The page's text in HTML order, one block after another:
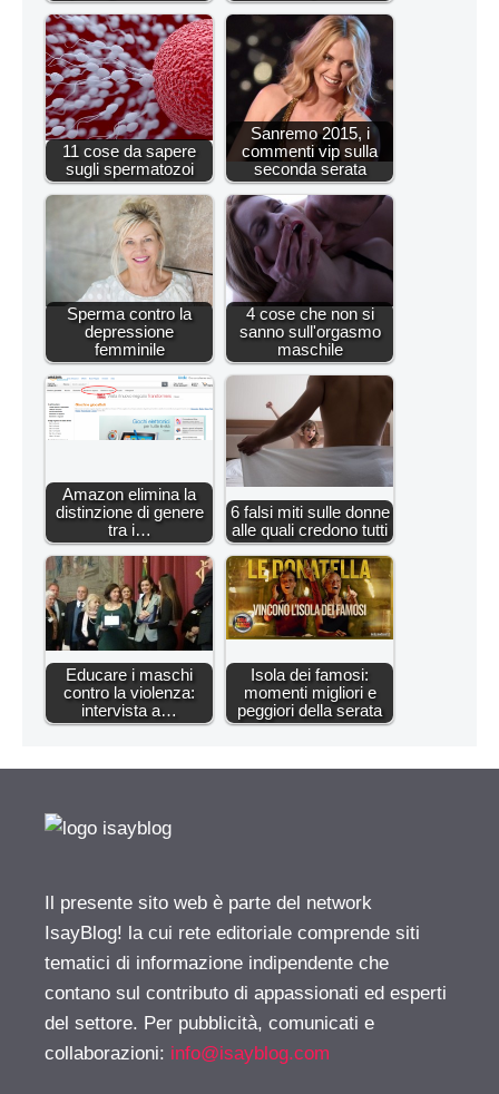
11 cose da sapere
sugli spermatozoi
Sanremo 2015, i
commenti vip sulla
seconda serata
Sperma contro la
depressione
femminile
4 cose che non si
sanno sull'orgasmo
maschile
Amazon elimina la
distinzione di genere
tra i…
6 falsi miti sulle donne
alle quali credono tutti
Educare i maschi
contro la violenza:
intervista a…
Isola dei famosi:
momenti migliori e
peggiori della serata
Il presente sito web è parte del network
IsayBlog! la cui rete editoriale comprende siti
tematici di informazione indipendente che
contano sul contributo di appassionati ed esperti
del settore. Per pubblicità, comunicati e
collaborazioni: info@isayblog.com